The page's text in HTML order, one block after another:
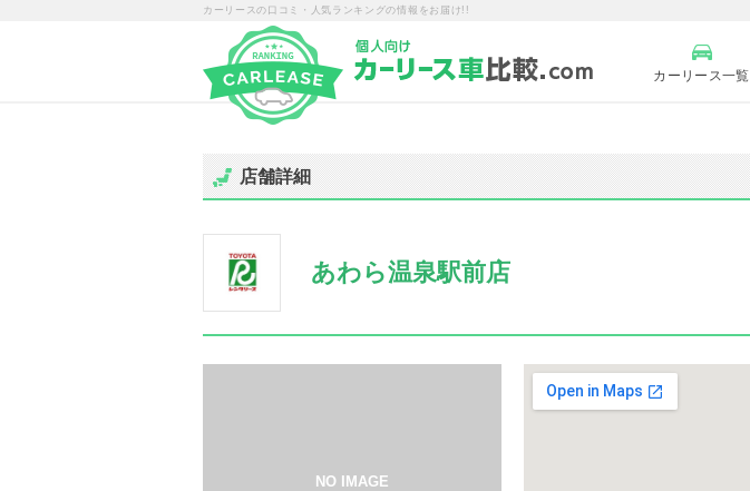
カーリースの口コミ・人気ランキングの情報をお届け!!
カーリース一覧
店舗詳細
あわら温泉駅前店